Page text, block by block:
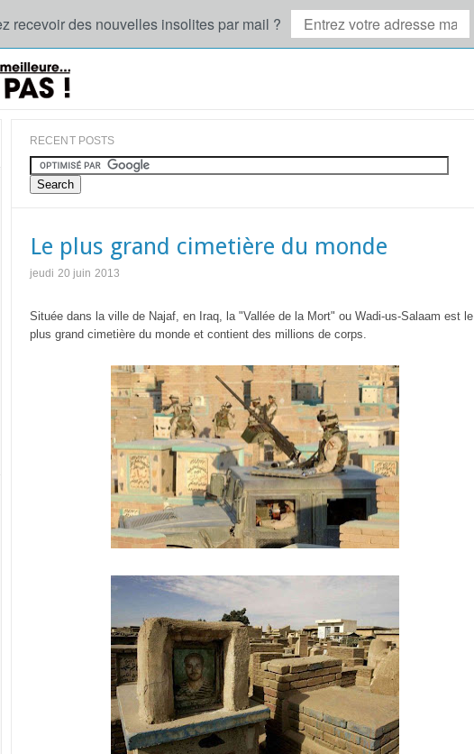
recevoir des nouvelles insolites par mail ?
RECENT POSTS
Le plus grand cimetière du monde
jeudi 20 juin 2013
Située dans la ville de Najaf, en Iraq, la "Vallée de la Mort" ou Wadi-us-Salaam est le
plus grand cimetière du monde et contient des millions de corps.